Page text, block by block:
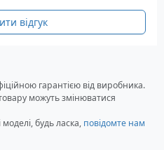
6" (15,2 см)
відгук
гарантією від виробника.
можуть змінюватися
будь ласка, повідомте нам